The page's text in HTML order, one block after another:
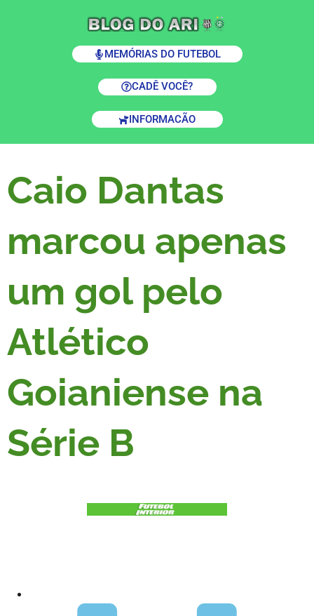
MEMÓRIAS DO FUTEBOL
CADÊ VOCÊ?
INFORMACÃO
Caio Dantas
marcou apenas
um gol pelo
Atlético
Goianiense na
Série B